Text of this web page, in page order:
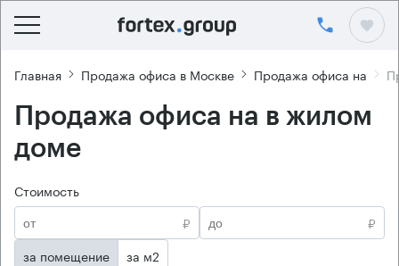
Главная Продажа офиса в Москве Продажа офиса на
Продажа офиса на в жилом
доме
Стоимость
₽
₽
за помещение
за м2